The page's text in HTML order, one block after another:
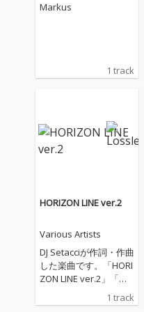
Markus
1 track
HORIZON LINE ver.2
Various Artists
DJ Setacciが作詞・作曲
した楽曲です。「HORI
ZON LINE ver.2」「水
として、配信いたしま
1 track